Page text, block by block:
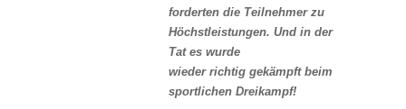
forderten die Teilnehmer zu
Höchstleistungen. Und in der
Tat es wurde
wieder richtig gekämpft beim
sportlichen Dreikampf!